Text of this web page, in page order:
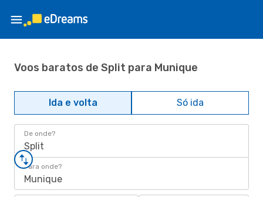
Voos baratos de Split para Munique
Ida e volta Só ida
De onde?
Split
Para onde?
Munique